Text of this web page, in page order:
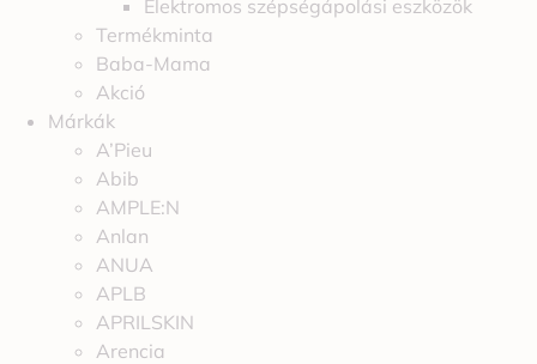
Elektromos szépségápolási eszközök
Termékminta
Baba-Mama
Akció
Márkák
A’Pieu
Abib
AMPLE:N
Anlan
ANUA
APLB
APRILSKIN
Arencia